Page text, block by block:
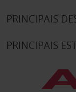
PRINCIPAIS
PRINCIPAIS